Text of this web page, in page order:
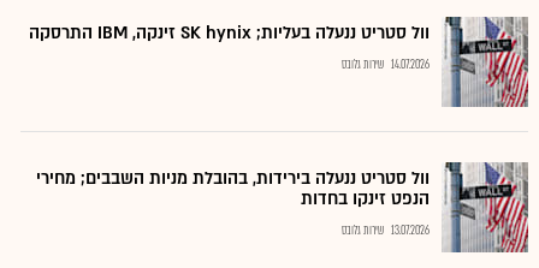
וול סטריט ננעלה בעליות; SK hynix זינקה, IBM התרסקה
14.07.2026 שירות גלובס
וול סטריט ננעלה בירידות, בהובלת מניות השבבים; מחירי
הנפט זינקו בחדות
13.07.2026 שירות גלובס